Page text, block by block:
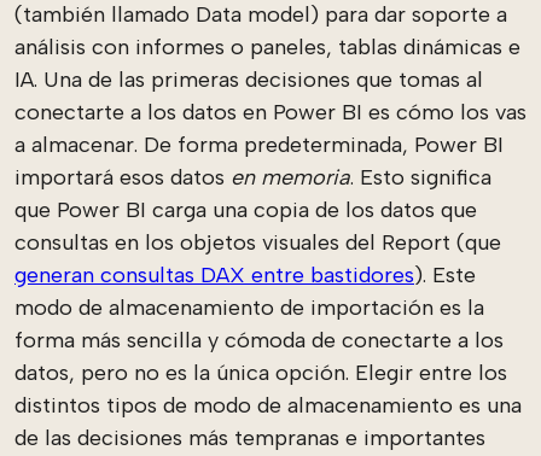
(también llamado Data model) para dar soporte a
análisis con informes o paneles, tablas dinámicas e
IA. Una de las primeras decisiones que tomas al
conectarte a los datos en Power BI es cómo los vas
a almacenar. De forma predeterminada, Power BI
importará esos datos en memoria. Esto significa
que Power BI carga una copia de los datos que
consultas en los objetos visuales del Report (que
generan consultas DAX entre bastidores). Este
modo de almacenamiento de importación es la
forma más sencilla y cómoda de conectarte a los
datos, pero no es la única opción. Elegir entre los
distintos tipos de modo de almacenamiento es una
de las decisiones más tempranas e importantes